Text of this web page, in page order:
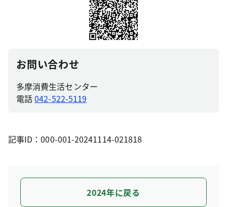
お問い合わせ
多摩消費生活センター
電話042-522-5119
記事ID：000-001-20241114-021818
2024年に戻る